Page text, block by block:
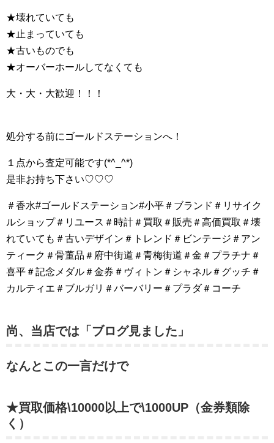
★壊れていても
★止まっていても
★古いものでも
★オーバーホールしてなくても
大・大・大歓迎！！！
処分する前にゴールドステーションへ！
１点から査定可能です(*^_^*)
是非お持ち下さい♡♡♡
＃香水#ゴールドステーション#小平＃ブランド＃リサイク
ルショップ＃リユース＃時計＃買取＃販売＃高価買取＃壊
れていても＃古いデザイン＃トレンド＃ビンテージ＃アン
ティーク＃骨董品＃府中街道＃青梅街道＃金＃プラチナ＃
喜平＃記念メダル＃金券＃ヴィトン＃シャネル＃グッチ＃
カルティエ＃ブルガリ＃バーバリー＃プラダ＃コーチ
尚、当店では「ブログ見ました」
なんとこの一言だけで
★買取価格\10000以上で\1000UP（金券類除
く）